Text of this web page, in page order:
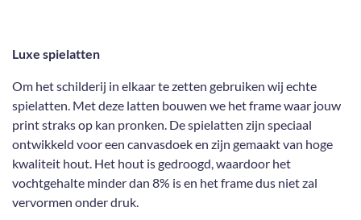
Luxe spielatten
Om het schilderij in elkaar te zetten gebruiken wij echte
spielatten. Met deze latten bouwen we het frame waar jouw
print straks op kan pronken. De spielatten zijn speciaal
ontwikkeld voor een canvasdoek en zijn gemaakt van hoge
kwaliteit hout. Het hout is gedroogd, waardoor het
vochtgehalte minder dan 8% is en het frame dus niet zal
vervormen onder druk.